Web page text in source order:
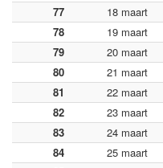
77
18 maart
78
19 maart
79
20 maart
80
21 maart
81
22 maart
82
23 maart
83
24 maart
84
25 maart